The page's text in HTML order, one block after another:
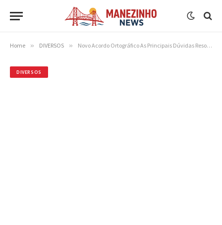
Home » DIVERSOS » Novo Acordo Ortográfico As Principais Dúvidas Resolvidas
DIVERSOS